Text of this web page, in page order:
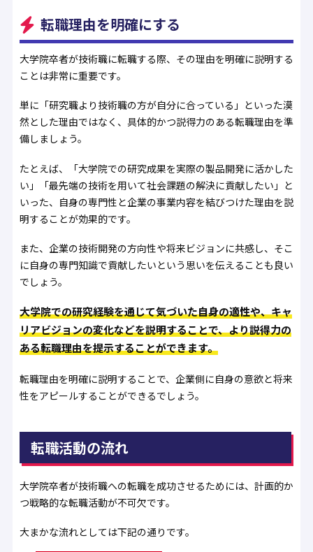
転職理由を明確にする
大学院卒者が技術職に転職する際、その理由を明確に説明する
ことは非常に重要です。
単に「研究職より技術職の方が自分に合っている」といった漠
然とした理由ではなく、具体的かつ説得力のある転職理由を準
備しましょう。
たとえば、「大学院での研究成果を実際の製品開発に活かした
い」「最先端の技術を用いて社会課題の解決に貢献したい」と
いった、自身の専門性と企業の事業内容を結びつけた理由を説
明することが効果的です。
また、企業の技術開発の方向性や将来ビジョンに共感し、そこ
に自身の専門知識で貢献したいという思いを伝えることも良い
でしょう。
大学院での研究経験を通じて気づいた自身の適性や、キャ
リアビジョンの変化などを説明することで、より説得力の
ある転職理由を提示することができます。
転職理由を明確に説明することで、企業側に自身の意欲と将来
性をアピールすることができるでしょう。
転職活動の流れ
大学院卒者が技術職への転職を成功させるためには、計画的か
つ戦略的な転職活動が不可欠です。
大まかな流れとしては下記の通りです。